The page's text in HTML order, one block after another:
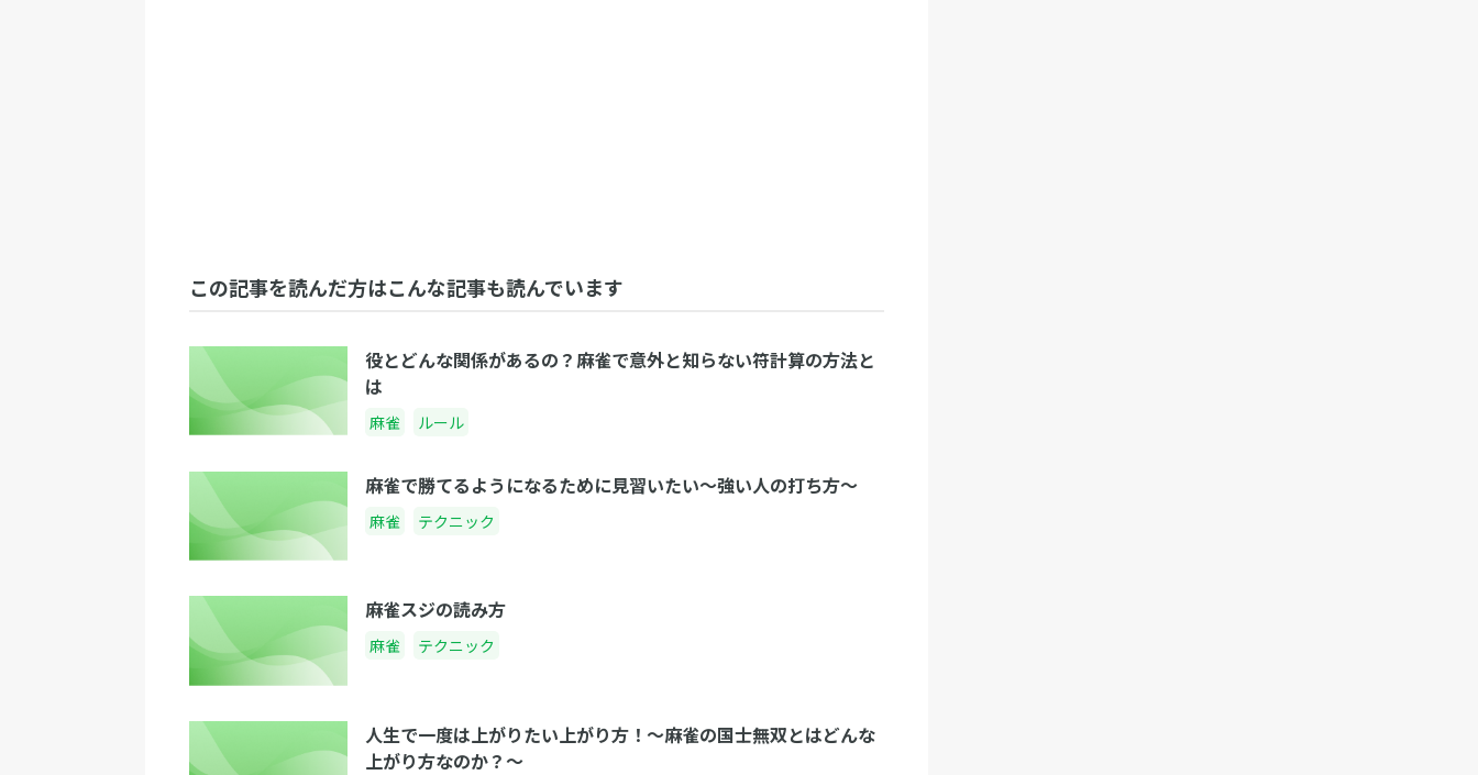
この記事を読んだ方はこんな記事も読んでいます
役とどんな関係があるの？麻雀で意外と知らない符計算の方法と
は
麻雀 ルール
麻雀で勝てるようになるために見習いたい〜強い人の打ち方〜
麻雀 テクニック
麻雀スジの読み方
麻雀 テクニック
人生で一度は上がりたい上がり方！〜麻雀の国士無双とはどんな
上がり方なのか？〜